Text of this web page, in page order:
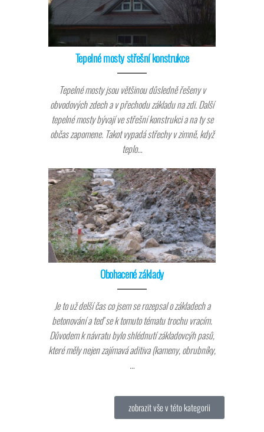
Tepelné mosty střešní konstrukce
Tepelné mosty jsou většinou důsledně řešeny v
obvodových zdech a v přechodu základu na zdi. Další
tepelné mosty bývají ve střešní konstrukci a na ty se
občas zapomene. Takot vypadá střechy v zimně, když
teplo…
Obohacené základy
Je to už delší čas co jsem se rozepsal o základech a
betonování a teď se k tomuto tématu trochu vracím.
Důvodem k návratu bylo shlédnutí základovcýh pasů,
které měly nejen zajímavá aditiva (kameny, obrubníky,
…
zobrazit vše v této kategorii